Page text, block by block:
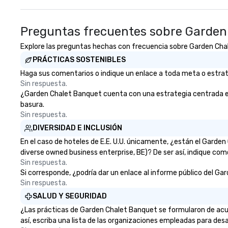
ultimate
down dinner,
engage the
restaurants,
opportunities
experiences not
more ways to
Groups
accommodate
few as 1 to as
guests, making
Preguntas frecuentes sobre
Explore las preguntas hechas con frecuencia sobre Garden
PRÁCTICAS SOSTENIBLES
Haga sus comentarios o indique un enlace a toda meta o
Sin respuesta.
¿Garden Chalet Banquet cuenta con una estrategia centrada
basura.
Sin respuesta.
DIVERSIDAD E INCLUSIÓN
En el caso de hoteles de E.E. U.U. únicamente, ¿están el
diverse owned business enterprise, BE)? De ser así, indique
Sin respuesta.
Si corresponde, ¿podría dar un enlace al informe público del
Sin respuesta.
SALUD Y SEGURIDAD
¿Las prácticas de Garden Chalet Banquet se formularon de
así, escriba una lista de las organizaciones empleadas para